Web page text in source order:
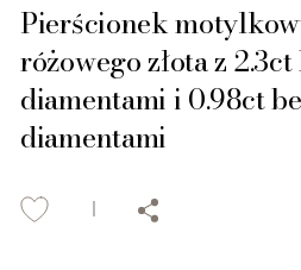
Pierścionek
różowego złota z
diamentami i 0.98ct
diamentami